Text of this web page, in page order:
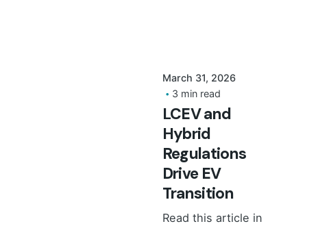
March 31, 2026
3 min read
LCEV and
Hybrid
Regulations
Drive EV
Transition
Read this article in